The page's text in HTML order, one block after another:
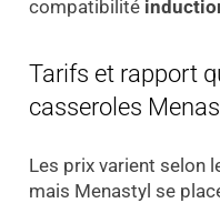
compatibilité
Tarifs et rapport
casseroles
Les prix varient selon
mais Menastyl se